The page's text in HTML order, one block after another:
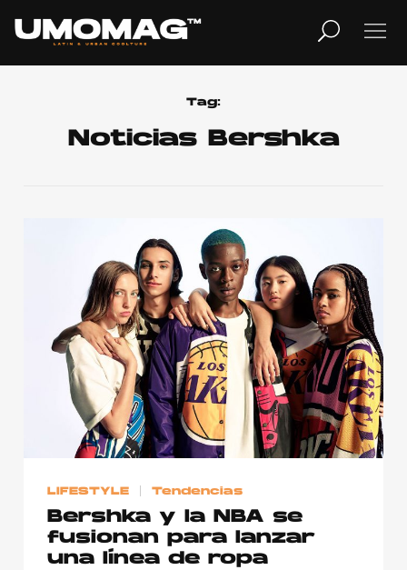
Home
Cover Story
Publicidad
Contacto
Aviso Legal
© 2015-2022 UMOMAG. PROPIEDAD DE UMO agency. TODOS LOS
DERECHOS RESERVADOS.
Tag:
Noticias Bershka
LIFESTYLE Tendencias
Bershka y la NBA se
fusionan para lanzar
una línea de ropa